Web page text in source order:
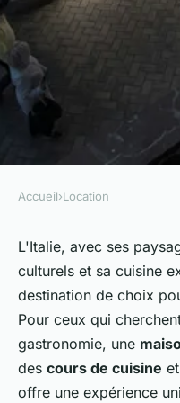
Quels sont
réserver une
vacances en
cours de
de truffières?
Accueil›Location
L'Italie, avec ses
culturels et sa cuisine
destination de choix
Pour ceux qui
gastronomie, une
des cours de cuisine
offre une expérience